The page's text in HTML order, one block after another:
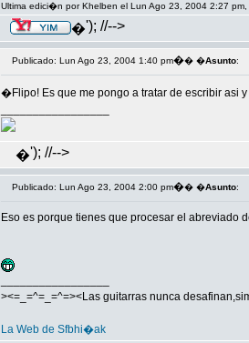
Ultima edici�n por Khelben el Lun Ago 23, 2004 2:27
�'); //-->
Publicado: Lun Ago 23, 2004 1:40 pm�� �Asunto:
�Flipo! Es que me pongo a tratar de escribir asi
�'); //-->
Publicado: Lun Ago 23, 2004 2:00 pm�� �Asunto:
Eso es porque tienes que procesar el abreviado
><=_=^=_=^=><Las guitarras nunca
La Web de Sfbhi�ak